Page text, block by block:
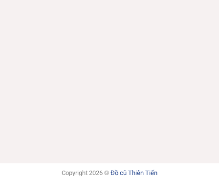
Copyright 2026 © Đồ cũ Thiên Tiến